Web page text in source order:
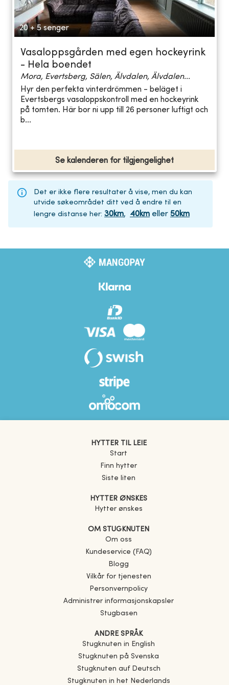
20 + 5 senger
Vasaloppsgården med egen hockeyrink
- Hela boendet
Mora, Evertsberg, Sälen, Älvdalen, Älvdalen...
Hyr den perfekta vinterdrömmen - beläget i
Evertsbergs vasaloppskontroll med en hockeyrink
på tomten. Här bor ni upp till 26 personer luftigt och
b...
Se kalenderen for tilgjengelighet
Det er ikke flere resultater å vise, men du kan
utvide søkeområdet ditt ved å endre til en
lengre distanse her: 30km, 40km eller 50km
HYTTER TIL LEIE
Start
Finn hytter
Siste liten
HYTTER ØNSKES
Hytter ønskes
OM STUGKNUTEN
Om oss
Kundeservice (FAQ)
Blogg
Vilkår for tjenesten
Personvernpolicy
Administrer informasjonskapsler
Stugbasen
ANDRE SPRÅK
Stugknuten in English
Stugknuten på Svenska
Stugknuten auf Deutsch
Stugknuten in het Nederlands